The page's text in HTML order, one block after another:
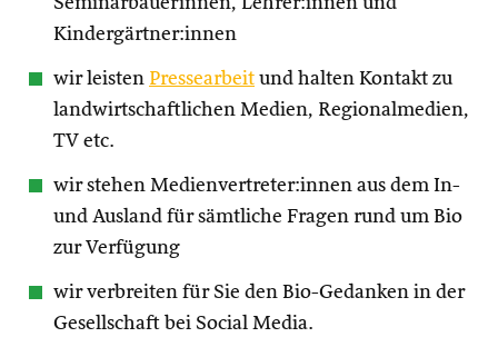
Kindergärtner:innen
wir leisten Pressearbeit und halten Kontakt zu
landwirtschaftlichen Medien, Regionalmedien,
TV etc.
wir stehen Medienvertreter:innen aus dem In-
und Ausland für sämtliche Fragen rund um Bio
zur Verfügung
wir verbreiten für Sie den Bio-Gedanken in der
Gesellschaft bei Social Media.